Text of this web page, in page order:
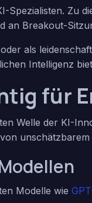
Zu
an Breakout-
als
Intelligenz
für
Welle der KI-
Modelle wie